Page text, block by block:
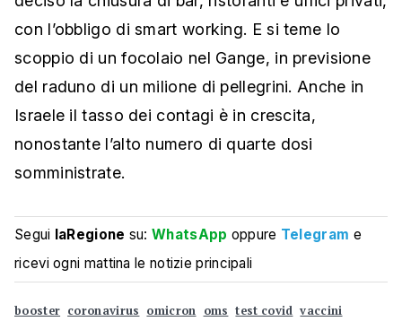
con l’obbligo di smart working. E si teme lo
scoppio di un focolaio nel Gange, in previsione
del raduno di un milione di pellegrini. Anche in
Israele il tasso dei contagi è in crescita,
nonostante l’alto numero di quarte dosi
somministrate.
Segui laRegione su:WhatsApp oppure Telegram e
ricevi ogni mattina le notizie principali
booster coronavirus omicron oms test covid vaccini